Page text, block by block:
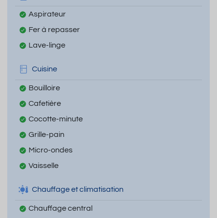
Aspirateur
Fer à repasser
Lave-linge
Cuisine
Bouilloire
Cafetière
Cocotte-minute
Grille-pain
Micro-ondes
Vaisselle
Chauffage et climatisation
Chauffage central